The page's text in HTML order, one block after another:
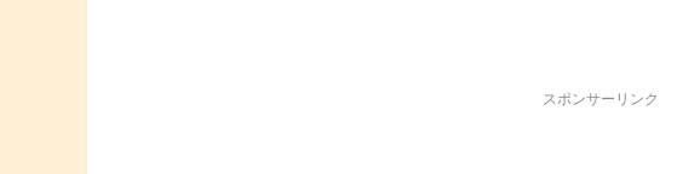
スポンサーリンク